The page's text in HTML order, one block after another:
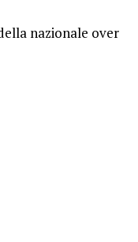
nazionale over